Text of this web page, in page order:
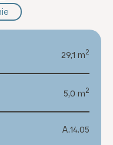
29,1 m2
5,0 m2
A.14.05